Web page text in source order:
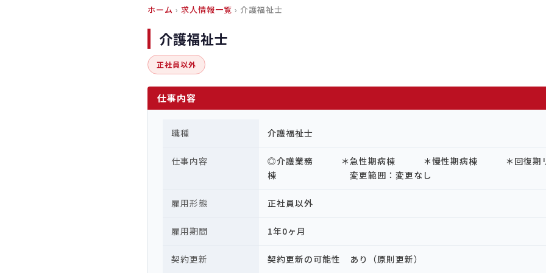
ホーム › 求人情報一覧 › 介護福祉士
介護福祉士
正社員以外
仕事内容
職種 介護福祉士
仕事内容
◎介護業務 ＊急性期病棟 ＊慢性期病棟 ＊回復期リ
棟 変更範囲：変更なし
雇用形態 正社員以外
雇用期間 1年0ヶ月
契約更新 契約更新の可能性 あり（原則更新）